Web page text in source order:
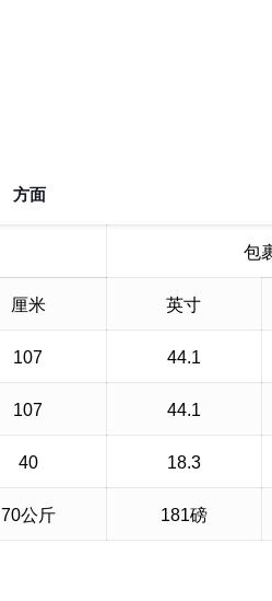
方面
包
厘米 英寸
107 44.1
107 44.1
40 18.3
70公斤 181磅